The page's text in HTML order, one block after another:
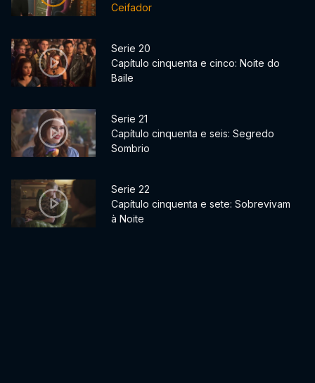
Ceifador
Serie 20
Capítulo cinquenta e cinco: Noite do
Baile
Serie 21
Capítulo cinquenta e seis: Segredo
Sombrio
Serie 22
Capítulo cinquenta e sete: Sobrevivam
à Noite